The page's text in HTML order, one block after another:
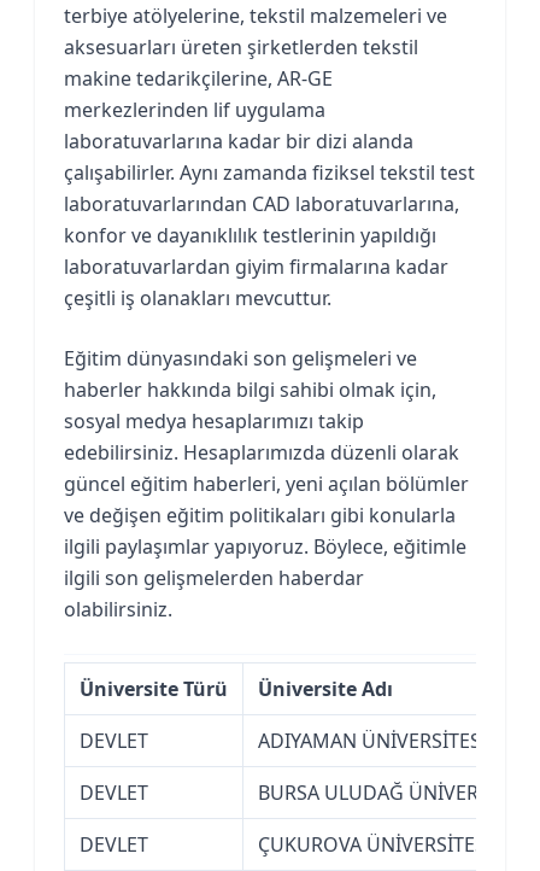
terbiye atölyelerine, tekstil malzemeleri ve
aksesuarları üreten şirketlerden tekstil
makine tedarikçilerine, AR-GE
merkezlerinden lif uygulama
laboratuvarlarına kadar bir dizi alanda
çalışabilirler. Aynı zamanda fiziksel tekstil test
laboratuvarlarından CAD laboratuvarlarına,
konfor ve dayanıklılık testlerinin yapıldığı
laboratuvarlardan giyim firmalarına kadar
çeşitli iş olanakları mevcuttur.
Eğitim dünyasındaki son gelişmeleri ve
haberler hakkında bilgi sahibi olmak için,
sosyal medya hesaplarımızı takip
edebilirsiniz. Hesaplarımızda düzenli olarak
güncel eğitim haberleri, yeni açılan bölümler
ve değişen eğitim politikaları gibi konularla
ilgili paylaşımlar yapıyoruz. Böylece, eğitimle
ilgili son gelişmelerden haberdar
olabilirsiniz.
Üniversite Türü
Üniversite Adı
DEVLET
ADIYAMAN ÜNİVERSİTESİ
DEVLET
BURSA ULUDAĞ ÜNİVERSİTESİ
DEVLET
ÇUKUROVA ÜNİVERSİTESİ